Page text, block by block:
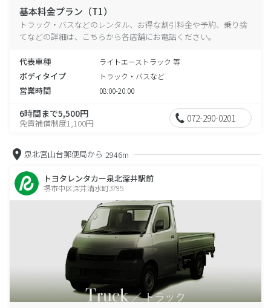
基本料金プラン（T1）
トラック・バスなどのレンタル、お得な割引料金や予約、乗り捨
てなどの詳細は、こちらから各店舗にお電話ください。
代表車種 ライトエーストラック 等
ボディタイプ トラック・バスなど
営業時間 08:00-20:00
6時間まで5,500円
免責補償制度1,100円 072-290-0201
泉北宮山台郵便局から 2946m
トヨタレンタカー泉北深井駅前
堺市中区深井清水町3795